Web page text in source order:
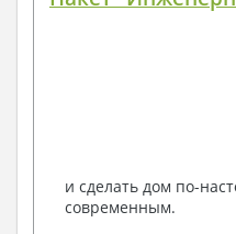
Поэтажные
Разрезы и состав
Фасады с
Элементы
Ведомость
спецификация
Экспликация полов
и сделать дом по-
современным.